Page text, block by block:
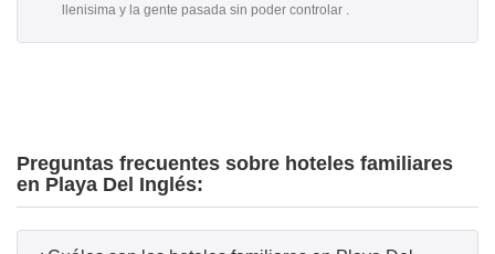
llenisima y la gente pasada sin poder controlar .
Preguntas frecuentes sobre hoteles familiares
en Playa Del Inglés: